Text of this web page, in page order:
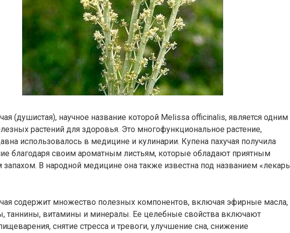
(душистая), научное название которой Melissa officinalis, является одним
растений для здоровья. Это многофункциональное растение,
использовалось в медицине и кулинарии. Купена пахучая получила
благодаря своим ароматным листьям, которые обладают приятным
В народной медицине она также известна под названием «лекарь
содержит множество полезных компонентов, включая эфирные масла,
таннины, витамины и минералы. Ее целебные свойства включают
снятие стресса и тревоги, улучшение сна, снижение